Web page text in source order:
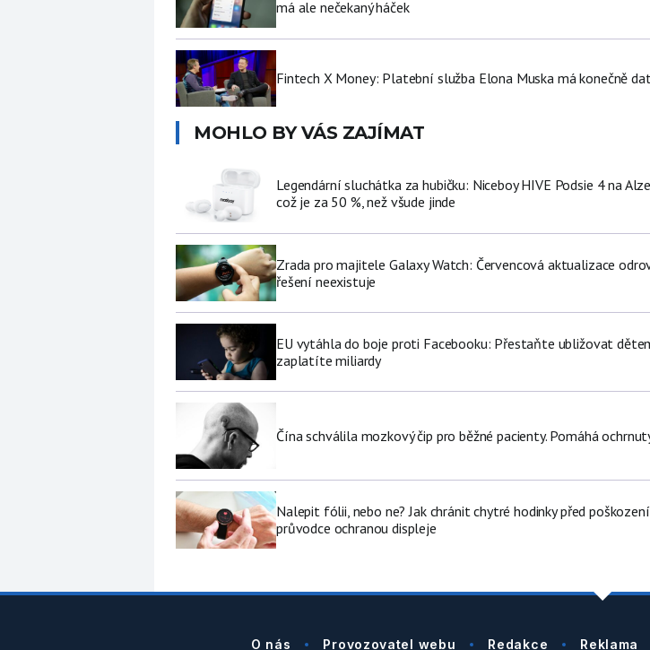
má ale nečekaný háček
Fintech X Money: Platební služba Elona Muska má konečně
MOHLO BY VÁS ZAJÍMAT
Legendární sluchátka za hubičku: Niceboy HIVE Podsie 4 na
což je za 50 %, než všude jinde
Zrada pro majitele Galaxy Watch: Červencová aktualizace
řešení neexistuje
EU vytáhla do boje proti Facebooku: Přestaňte ubližovat
zaplatíte miliardy
Čína schválila mozkový čip pro běžné pacienty. Pomáhá
Nalepit fólii, nebo ne? Jak chránit chytré hodinky před
průvodce ochranou displeje
O nás Provozovatel webu Redakce Reklama